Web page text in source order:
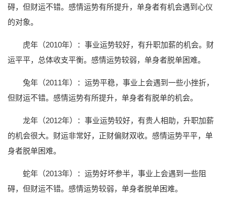
碍，但财运不错。感情运势有所提升，单身者有机会遇到心仪
的对象。
虎年（2010年）：事业运势较好，有升职加薪的机会。财
运平平，总体收支平衡。感情运势较弱，单身者脱单困难。
兔年（2011年）：运势平稳，事业上会遇到一些小挫折，
但财运不错。感情运势有所提升，单身者有脱单的机会。
龙年（2012年）：事业运势较好，有贵人相助，升职加薪
的机会很大。财运非常好，正财偏财双收。感情运势平平，单
身者脱单困难。
蛇年（2013年）：运势好坏参半，事业上会遇到一些阻
碍，但财运不错。感情运势较弱，单身者脱单困难。